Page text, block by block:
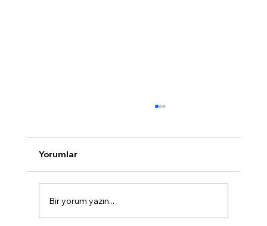
<p>Burun estetiği dünyada da Türkiye’de
oldukça fazla tercih edilen estetiklerden biri.
edilmesinin nedenlerinden biri kişiyi en fazla
Yorumlar
Bir yorum yazın...